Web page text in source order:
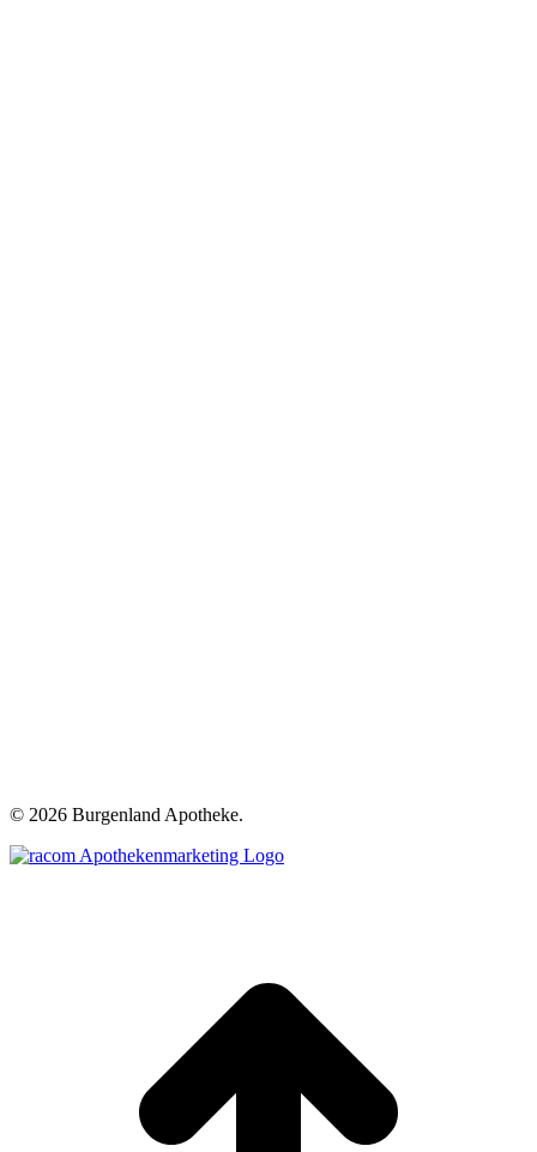
© 2026 Burgenland Apotheke.